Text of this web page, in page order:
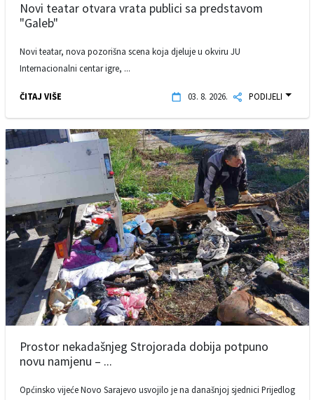
Novi teatar otvara vrata publici sa predstavom
"Galeb"
Novi teatar, nova pozorišna scena koja djeluje u okviru JU
Internacionalni centar igre, ...
ČITAJ VIŠE 03. 8. 2026. PODIJELI
Prostor nekadašnjeg Strojorada dobija potpuno
novu namjenu – ...
Općinsko vijeće Novo Sarajevo usvojilo je na današnjoj sjednici Prijedlog